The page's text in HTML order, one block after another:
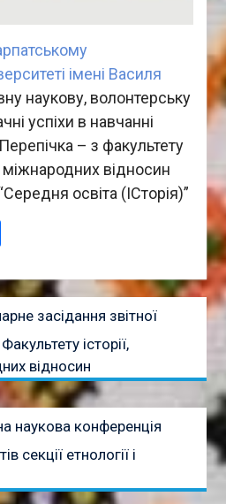
імені Василя
наукову, волонтерську
успіхи в навчанні
– з факультету
і міжнародних відносин
освіта (ІСторія)”
Поділитися
засідання звітної
історії,
відносин
наукова конференція
секції етнології і